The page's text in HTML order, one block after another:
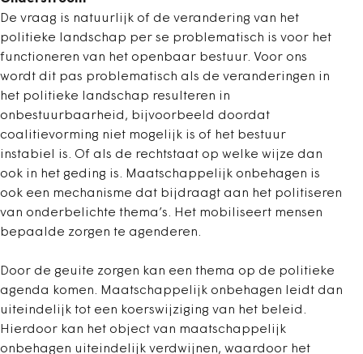
De vraag is natuurlijk of de verandering van het
politieke landschap per se problematisch is voor het
functioneren van het openbaar bestuur. Voor ons
wordt dit pas problematisch als de veranderingen in
het politieke landschap resulteren in
onbestuurbaarheid, bijvoorbeeld doordat
coalitievorming niet mogelijk is of het bestuur
instabiel is. Of als de rechtstaat op welke wijze dan
ook in het geding is. Maatschappelijk onbehagen is
ook een mechanisme dat bijdraagt aan het politiseren
van onderbelichte thema’s. Het mobiliseert mensen
bepaalde zorgen te agenderen.
Door de geuite zorgen kan een thema op de politieke
agenda komen. Maatschappelijk onbehagen leidt dan
uiteindelijk tot een koerswijziging van het beleid.
Hierdoor kan het object van maatschappelijk
onbehagen uiteindelijk verdwijnen, waardoor het